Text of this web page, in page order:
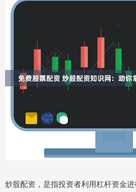
炒股配资，是指投资者利用杠杆资金进